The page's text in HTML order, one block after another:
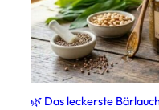
🌿 Das leckerste